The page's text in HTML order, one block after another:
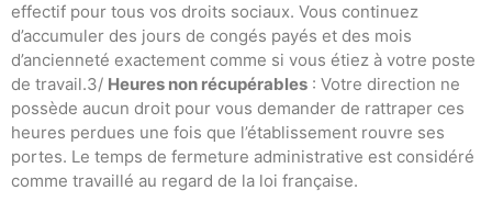
effectif pour tous vos droits sociaux. Vous continuez
d’accumuler des jours de congés payés et des mois
d’ancienneté exactement comme si vous étiez à votre poste
de travail.3/ Heures non récupérables : Votre direction ne
possède aucun droit pour vous demander de rattraper ces
heures perdues une fois que l’établissement rouvre ses
portes. Le temps de fermeture administrative est considéré
comme travaillé au regard de la loi française.